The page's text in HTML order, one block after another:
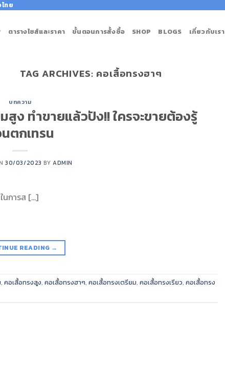
ทย
ตารางไซส์และราคา ขั้นตอนการสั้งซื้อ SHOP BLOGS เกี่ยวกับเรา
TAG ARCHIVES: คอเสื้อทรงฮาๆ
บทความ
ง ทำขายแล้วปัง!! ใครจะขายต้องรู้
ตกเทรน
30/03/2023 BYADMIN
นการส […]
READING →
, คอเสื้อทรงสูง, คอเสื้อทรงฮาๆ, คอเสื้อทรงเตรียม, คอเสื้อทรงเรียว, คอเสื้อทรง